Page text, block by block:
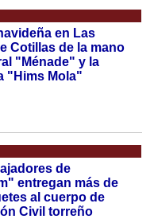
en Las
Cotillas de la mano
"Ménade" y la
"Hims Mola"
de
entregan más de
al cuerpo de
Civil torreño